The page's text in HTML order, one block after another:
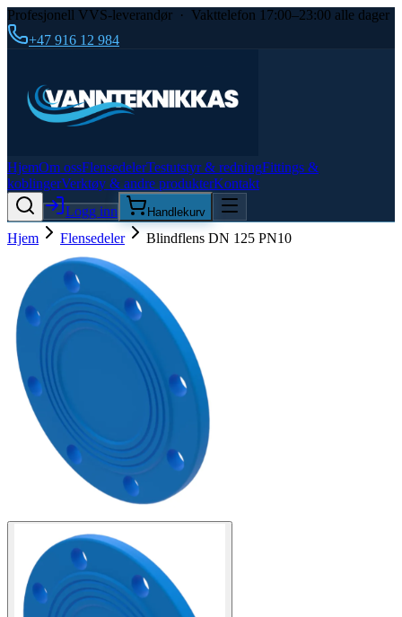
Profesjonell VVS-leverandør · Vakttelefon 17:00–23:00 alle dager
+47 916 12 984
HjemOm ossFlensedelerTestutstyr & redningFittings &
koblingerVerktøy & andre produkterKontakt
Logg inn
Handlekurv
Hjem Flensedeler Blindflens DN 125 PN10